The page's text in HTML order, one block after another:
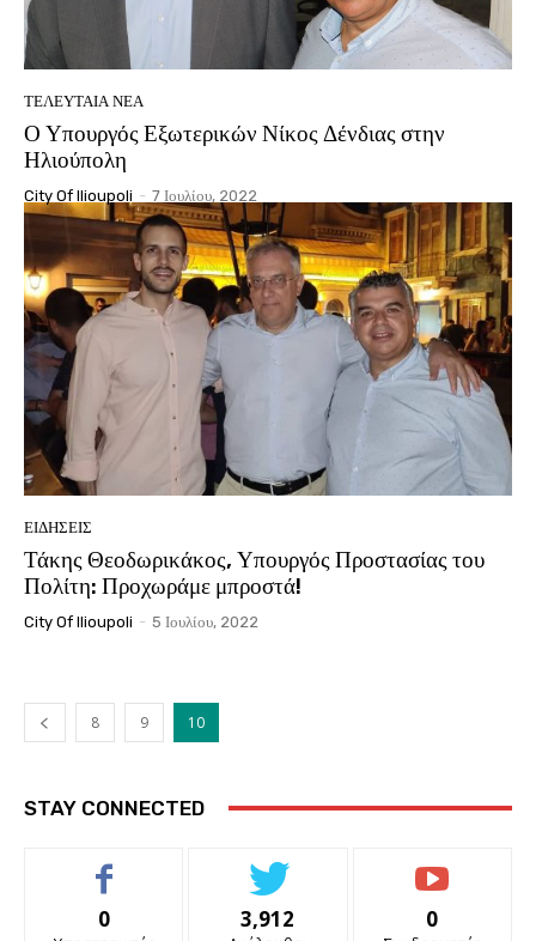
ΤΕΛΕΥΤΑΊΑ ΝΈΑ
Ο Υπουργός Εξωτερικών Νίκος Δένδιας στην
Ηλιούπολη
City Of Ilioupoli - 7 Ιουλίου, 2022
ΕΙΔΉΣΕΙΣ
Τάκης Θεοδωρικάκος, Υπουργός Προστασίας του
Πολίτη: Προχωράμε μπροστά!
City Of Ilioupoli - 5 Ιουλίου, 2022
8 9 10
STAY CONNECTED
0 3,912 0